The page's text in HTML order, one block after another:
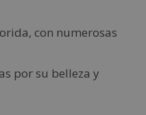
con numerosas
por su belleza y